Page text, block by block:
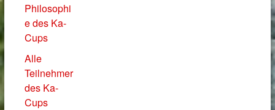
Philosophi
e des Ka-
Cups
Alle
Teilnehmer
des Ka-
Cups